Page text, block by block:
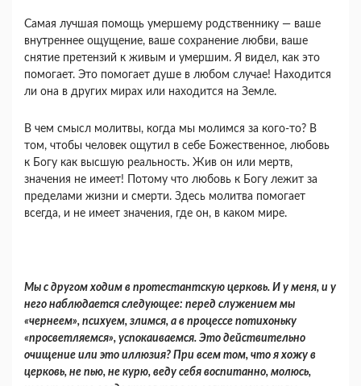
Самая лучшая помощь умершему родствен­нику — ваше
внутреннее ощущение, ваше сохра­нение любви, ваше
снятие претензий к живым и умершим. Я видел, как это
помогает. Это помогает душе в любом случае! Находится
ли она в других мирах или находится на Земле.
В чем смысл молитвы, когда мы молимся за ко­го-то? В
том, чтобы человек ощутил в себе Божест­венное, любовь
к Богу как высшую реальность. Жив он или мертв,
значения не имеет! Потому что любовь к Богу лежит за
пределами жизни и смерти. Здесь молитва помогает
всегда, и не имеет значе­ния, где он, в каком мире.
Мы с другом ходим в протестантскую цер­ковь. И у меня, и у
него наблюдается следую­щее: перед служением мы
«чернеем», психуем, злимся, а в процессе потихоньку
«просветляем­ся», успокаиваемся. Это действительно
очище­ние или это иллюзия? При всем том, что я хожу в
церковь, не пью, не курю, веду себя воспитанно, молюсь,